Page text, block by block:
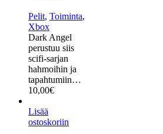
Pelit, Toiminta,
Xbox
Dark Angel
perustuu siis
scifi-sarjan
hahmoihin ja
tapahtumiin…
10,00€
Lisää
ostoskoriin